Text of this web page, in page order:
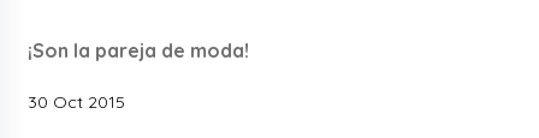
¡Son la pareja de moda!
30 Oct 2015